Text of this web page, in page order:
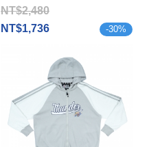
NT$2,480
NT$1,736
-30%